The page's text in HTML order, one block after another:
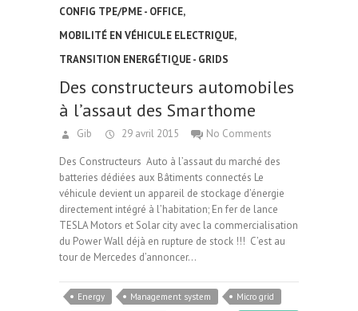
CONFIG TPE/PME - OFFICE,
MOBILITÉ EN VÉHICULE ELECTRIQUE,
TRANSITION ENERGÉTIQUE - GRIDS
Des constructeurs automobiles
à l’assaut des Smarthome
Gib 29 avril 2015 No Comments
Des Constructeurs Auto à l’assaut du marché des
batteries dédiées aux Bâtiments connectés Le
véhicule devient un appareil de stockage d’énergie
directement intégré à l’habitation; En fer de lance
TESLA Motors et Solar city avec la commercialisation
du Power Wall déjà en rupture de stock !!! C’est au
tour de Mercedes d’annoncer…
Energy Management system
Micro grid